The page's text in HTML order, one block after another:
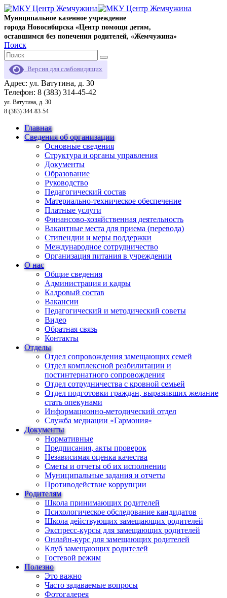
Муниципальное казенное учреждение
города Новосибирска «Центр помощи детям,
оставшимся без попечения родителей, «Жемчужина»
Поиск
Версия для слабовидящих
Адрес: ул. Ватутина, д. 30
Телефон: 8 (383) 314-45-42
ул. Ватутина, д. 30
8 (383) 344-83-54
Главная
Сведения об организации
Основные сведения
Структура и органы управления
Документы
Образование
Руководство
Педагогический состав
Материально-техническое обеспечение
Платные услуги
Финансово-хозяйственная деятельность
Вакантные места для приема (перевода)
Стипендии и меры поддержки
Международное сотрудничество
Организация питания в учреждении
О нас
Общие сведения
Администрация и кадры
Кадровый состав
Вакансии
Педагогический и методический советы
Видео
Обратная связь
Контакты
Отделы
Отдел сопровождения замещающих семей
Отдел комплексной реабилитации и
постинтернатного сопровождения
Отдел сотрудничества с кровной семьей
Отдел подготовки граждан, выразивших желание
стать опекунами
Информационно-методический отдел
Служба медиации «Гармония»
Документы
Нормативные
Предписания, акты проверок
Независимая оценка качества
Сметы и отчеты об их исполнении
Муниципальные задания и отчеты
Противодействие коррупции
Родителям
Школа принимающих родителей
Психологическое обследование кандидатов
Школа действующих замещающих родителей
Экспресс-курсы для замещающих родителей
Онлайн-курс для замещающих родителей
Клуб замещающих родителей
Гостевой режим
Полезно
Это важно
Часто задаваемые вопросы
Фотогалерея